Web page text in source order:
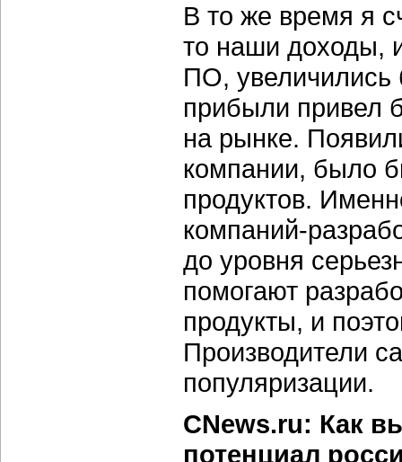
В то же время я
то наши доходы,
ПО, увеличились
прибыли привел
на рынке.
компании, было
продуктов.
компаний-
до уровня
помогают
продукты, и
Производители
популяризации.
CNews.ru: Как
потенциал